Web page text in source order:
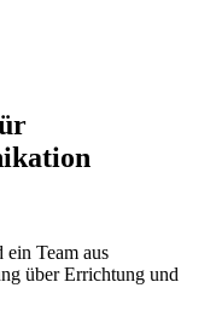
Team aus
über Errichtung und